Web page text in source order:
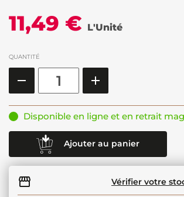
11,49 € L'Unité
QUANTITÉ
Disponible en ligne et en retrait
Ajouter au panier
Vérifier votre